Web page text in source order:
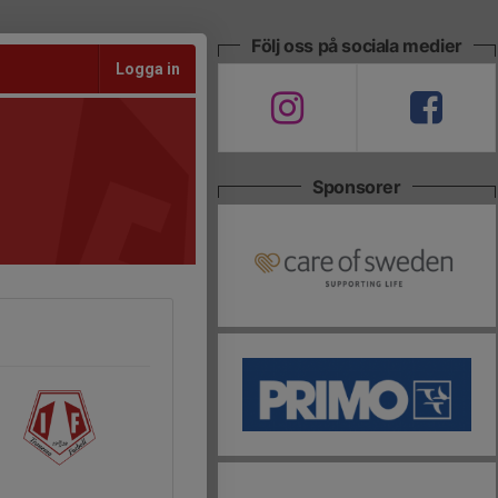
Logga in
Följ oss på sociala medier
Sponsorer